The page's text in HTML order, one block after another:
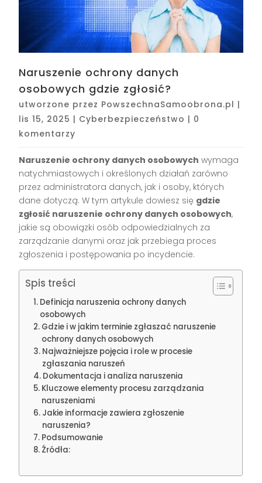
Naruszenie ochrony danych
osobowych gdzie zgłosić?
utworzone przez PowszechnaSamoobrona.pl |
lis 15, 2025 | Cyberbezpieczeństwo | 0
komentarzy
Naruszenie ochrony danych osobowych wymaga
natychmiastowych i określonych działań zarówno
przez administratora danych, jak i osoby, których
dane dotyczą. W tym artykule dowiesz się gdzie
zgłosić naruszenie ochrony danych osobowych,
jakie są obowiązki osób odpowiedzialnych za
zarządzanie danymi oraz jak przebiega proces
zgłoszenia i postępowania po incydencie.
Spis treści
Definicja naruszenia ochrony danych
osobowych
Gdzie i w jakim terminie zgłaszać naruszenie
ochrony danych osobowych
Najważniejsze pojęcia i role w procesie
zgłaszania naruszeń
Dokumentacja i analiza naruszenia
Kluczowe elementy procesu zarządzania
naruszeniami
Jakie informacje zawiera zgłoszenie
naruszenia?
Podsumowanie
Źródła: